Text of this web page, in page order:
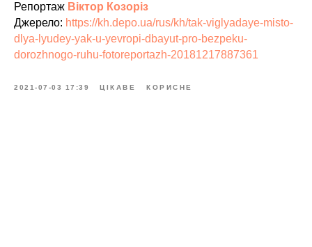
Репортаж Віктор Козоріз
Джерело: https://kh.depo.ua/rus/kh/tak-viglyadaye-misto-
dlya-lyudey-yak-u-yevropi-dbayut-pro-bezpeku-
dorozhnogo-ruhu-fotoreportazh-20181217887361
2021-07-03 17:39 ЦІКАВЕ КОРИСНЕ